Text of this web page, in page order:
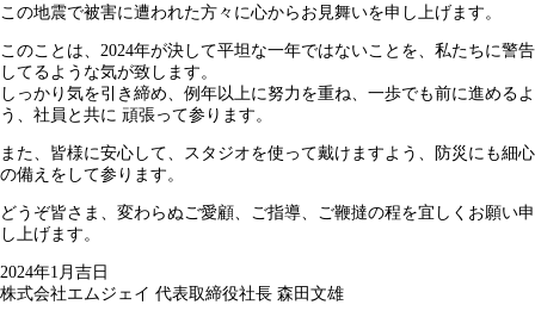
この地震で被害に遭われた方々に心からお見舞いを申し上げます。
このことは、2024年が決して平坦な一年ではないことを、私たちに警告
してるような気が致します。
しっかり気を引き締め、例年以上に努力を重ね、一歩でも前に進めるよ
う、社員と共に 頑張って参ります。
また、皆様に安心して、スタジオを使って戴けますよう、防災にも細心
の備えをして参ります。
どうぞ皆さま、変わらぬご愛顧、ご指導、ご鞭撻の程を宜しくお願い申
し上げます。
2024年1月吉日
株式会社エムジェイ 代表取締役社長 森田文雄